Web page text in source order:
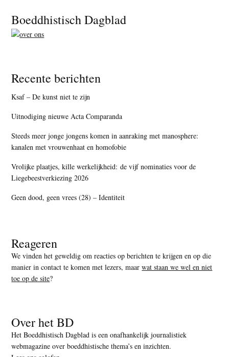
Footer
Boeddhistisch Dagblad
Recente berichten
Ksaf – De kunst niet te zijn
Uitnodiging nieuwe Acta Comparanda
Steeds meer jonge jongens komen in aanraking met manosphere:
kanalen met vrouwenhaat en homofobie
Vrolijke plaatjes, kille werkelijkheid: de vijf nominaties voor de
Liegebeestverkiezing 2026
Geen dood, geen vrees (28) – Identiteit
Reageren
We vinden het geweldig om reacties op berichten te krijgen en op die
manier in contact te komen met lezers, maarwat staan we wel en niet
toe op de site?
Over het BD
Het Boeddhistisch Dagblad is een onafhankelijk journalistiek
webmagazine over boeddhistische thema’s en inzichten.